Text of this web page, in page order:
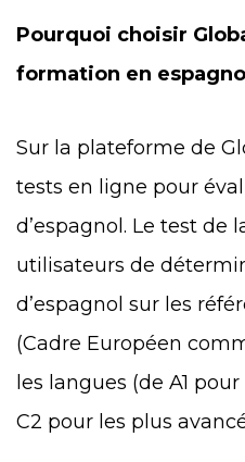
Pourquoi choisir
formation en
Sur la plateforme de
tests en ligne pour
d’espagnol. Le test de
utilisateurs de
d’espagnol sur les
(Cadre Européen
les langues (de A1
C2 pour les plus